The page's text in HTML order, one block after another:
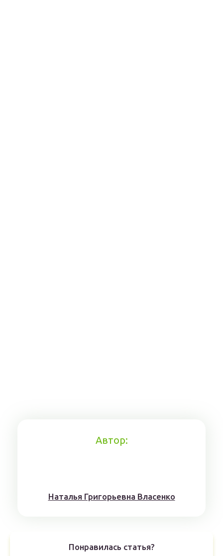
Автор:
Наталья Григорьевна Власенко
Понравилась статья?